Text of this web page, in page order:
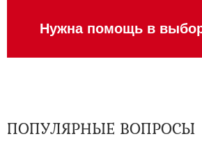
Нужна помощь в
ПОПУЛЯРНЫЕ ВОПРОСЫ